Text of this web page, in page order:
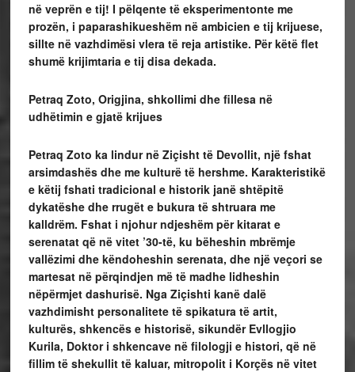
në veprën e tij! I pëlqente të eksperimentonte me
prozën, i paparashikueshëm në ambicien e tij krijuese,
sillte në vazhdimësi vlera të reja artistike. Për këtë flet
shumë krijimtaria e tij disa dekada.
Petraq Zoto, Origjina, shkollimi dhe fillesa në
udhëtimin e gjatë krijues
Petraq Zoto ka lindur në Ziçisht të Devollit, një fshat
arsimdashës dhe me kulturë të hershme. Karakteristikë
e këtij fshati tradicional e historik janë shtëpitë
dykatëshe dhe rrugët e bukura të shtruara me
kalldrëm. Fshat i njohur ndjeshëm për kitarat e
serenatat që në vitet ’30-të, ku bëheshin mbrëmje
vallëzimi dhe këndoheshin serenata, dhe një veçori se
martesat në përqindjen më të madhe lidheshin
nëpërmjet dashurisë. Nga Ziçishti kanë dalë
vazhdimisht personalitete të spikatura të artit,
kulturës, shkencës e historisë, sikundër Evllogjio
Kurila, Doktor i shkencave në filologji e histori, që në
fillim të shekullit të kaluar, mitropolit i Korçës në vitet